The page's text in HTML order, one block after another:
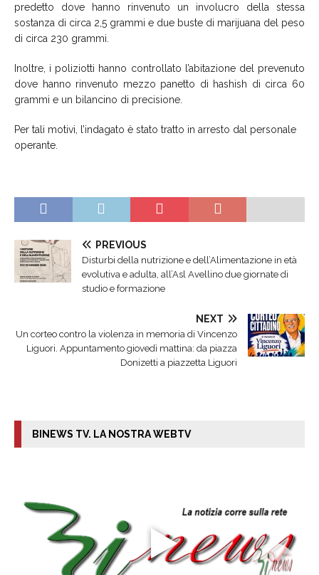
predetto dove hanno rinvenuto un involucro della stessa
sostanza di circa 2,5 grammi e due buste di marijuana del peso
di circa 230 grammi.
Inoltre, i poliziotti hanno controllato l’abitazione del prevenuto
dove hanno rinvenuto mezzo panetto di hashish di circa 60
grammi e un bilancino di precisione.
Per tali motivi, l’indagato è stato tratto in arresto dal personale
operante.
PREVIOUS
Disturbi della nutrizione e dell’Alimentazione in età
evolutiva e adulta, all’Asl Avellino due giornate di
studio e formazione
NEXT
Un corteo contro la violenza in memoria di Vincenzo
Liguori. Appuntamento giovedì mattina: da piazza
Donizetti a piazzetta Liguori
BINEWS TV. LA NOSTRA WEBTV